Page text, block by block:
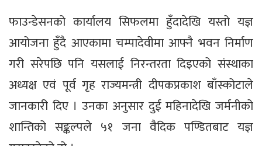
फाउन्डेसनको कार्यालय सिफलमा हुँदादेखि यस्तो यज्ञ
आयोजना हुँदै आएकामा चम्पादेवीमा आफ्नै भवन निर्माण
गरी सरेपछि पनि यसलाई निरन्तरता दिइएको संस्थाका
अध्यक्ष एवं पूर्व गृह राज्यमन्त्री दीपकप्रकाश बाँस्कोटाले
जानकारी दिए । उनका अनुसार दुई महिनादेखि जर्मनीको
शान्तिको सङ्कल्पले ५१ जना वैदिक पण्डितबाट यज्ञ